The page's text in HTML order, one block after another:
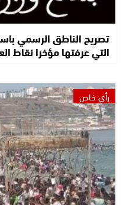
تصريح الناطق الرسمي
التي عرفتها مؤخرا نقاط
رأي خاص